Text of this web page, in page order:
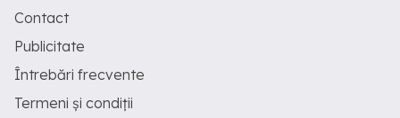
Contact
Publicitate
Întrebări frecvente
Termeni și condiții